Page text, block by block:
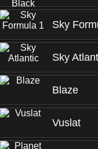
Sky
Sky
Blaze
Vuslat